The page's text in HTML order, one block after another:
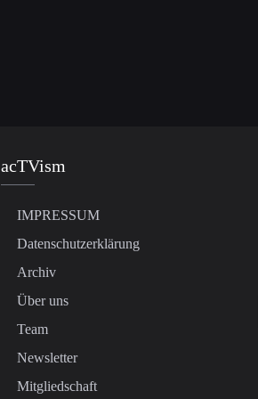
acTVism
IMPRESSUM
Datenschutzerklärung
Archiv
Über uns
Team
Newsletter
Mitgliedschaft